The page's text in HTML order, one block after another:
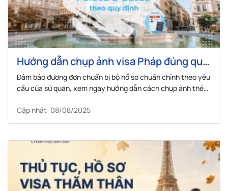
Hướng dẫn chụp ảnh visa Pháp đúng quy
định Đại sứ quán
Đảm bảo đương đơn chuẩn bị bộ hồ sơ chuẩn chỉnh theo yêu
cầu của sứ quán, xem ngay hướng dẫn cách chụp ảnh thẻ
xin visa Pháp chi tiết
Cập nhật: 08/08/2025